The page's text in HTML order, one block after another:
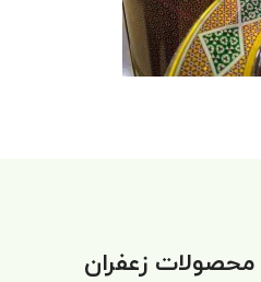
زعفران